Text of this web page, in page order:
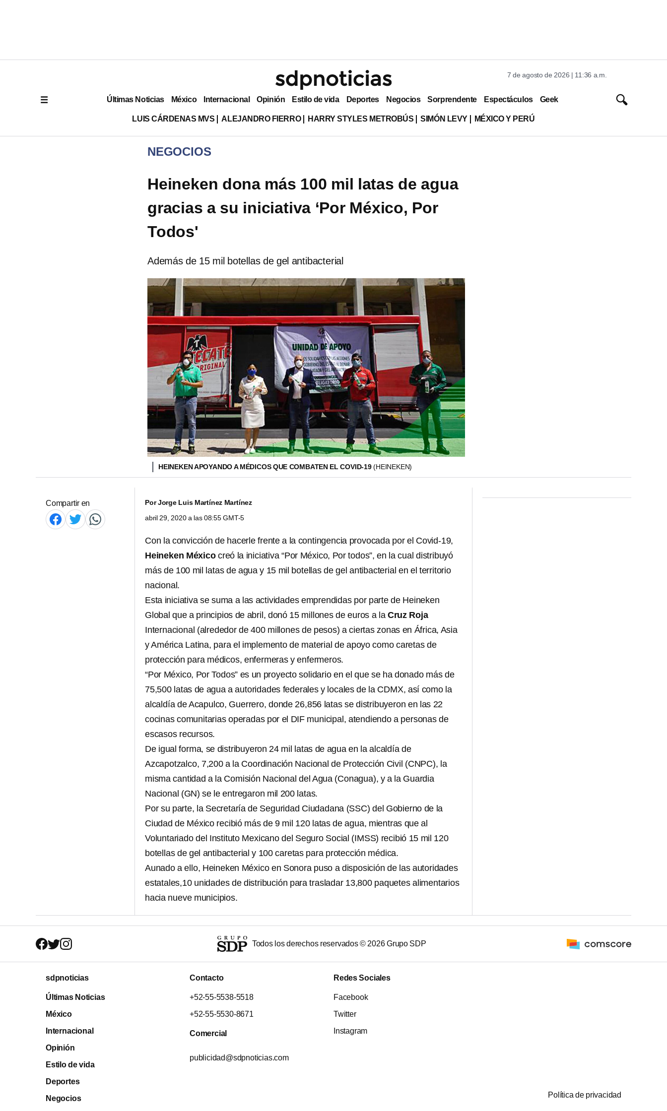
7 de agosto de 2026 | 11:36 a.m.
Últimas Noticias México Internacional Opinión Estilo de vida Deportes Negocios Sorprendente Espectáculos Geek
LUIS CÁRDENAS MVS ALEJANDRO FIERRO HARRY STYLES METROBÚS SIMÓN LEVY MÉXICO Y PERÚ
NEGOCIOS
Heineken dona más 100 mil latas de agua
gracias a su iniciativa ‘Por México, Por
Todos'
Además de 15 mil botellas de gel antibacterial
HEINEKEN APOYANDO A MÉDICOS QUE COMBATEN EL COVID-19(HEINEKEN)
Compartir en PorJorge Luis Martínez Martínez
abril 29, 2020 a las 08:55 GMT-5
Con la convicción de hacerle frente a la contingencia provocada por el Covid-19,
Heineken Méxicocreó la iniciativa “Por México, Por todos”, en la cual distribuyó
más de 100 mil latas de agua y 15 mil botellas de gel antibacterial en el territorio
nacional.
Esta iniciativa se suma a las actividades emprendidas por parte de Heineken
Global que a principios de abril, donó 15 millones de euros a la Cruz Roja
Internacional (alrededor de 400 millones de pesos) a ciertas zonas en África, Asia
y América Latina, para el implemento de material de apoyo como caretas de
protección para médicos, enfermeras y enfermeros.
“Por México, Por Todos” es un proyecto solidario en el que se ha donado más de
75,500 latas de agua a autoridades federales y locales de la CDMX, así como la
alcaldía de Acapulco, Guerrero, donde 26,856 latas se distribuyeron en las 22
cocinas comunitarias operadas por el DIF municipal, atendiendo a personas de
escasos recursos.
De igual forma, se distribuyeron 24 mil latas de agua en la alcaldía de
Azcapotzalco, 7,200 a la Coordinación Nacional de Protección Civil (CNPC), la
misma cantidad a la Comisión Nacional del Agua (Conagua), y a la Guardia
Nacional (GN) se le entregaron mil 200 latas.
Por su parte, la Secretaría de Seguridad Ciudadana (SSC) del Gobierno de la
Ciudad de México recibió más de 9 mil 120 latas de agua, mientras que al
Voluntariado del Instituto Mexicano del Seguro Social (IMSS) recibió 15 mil 120
botellas de gel antibacterial y 100 caretas para protección médica.
Aunado a ello, Heineken México en Sonora puso a disposición de las autoridades
estatales,10 unidades de distribución para trasladar 13,800 paquetes alimentarios
hacia nueve municipios.
Todos los derechos reservados © 2026Grupo SDP
sdpnoticias
Últimas Noticias
México
Internacional
Opinión
Estilo de vida
Deportes
Negocios
Contacto
+52-55-5538-5518
+52-55-5530-8671
Comercial
publicidad@sdpnoticias.com
Redes Sociales
Facebook
Twitter
Instagram
Política de privacidad